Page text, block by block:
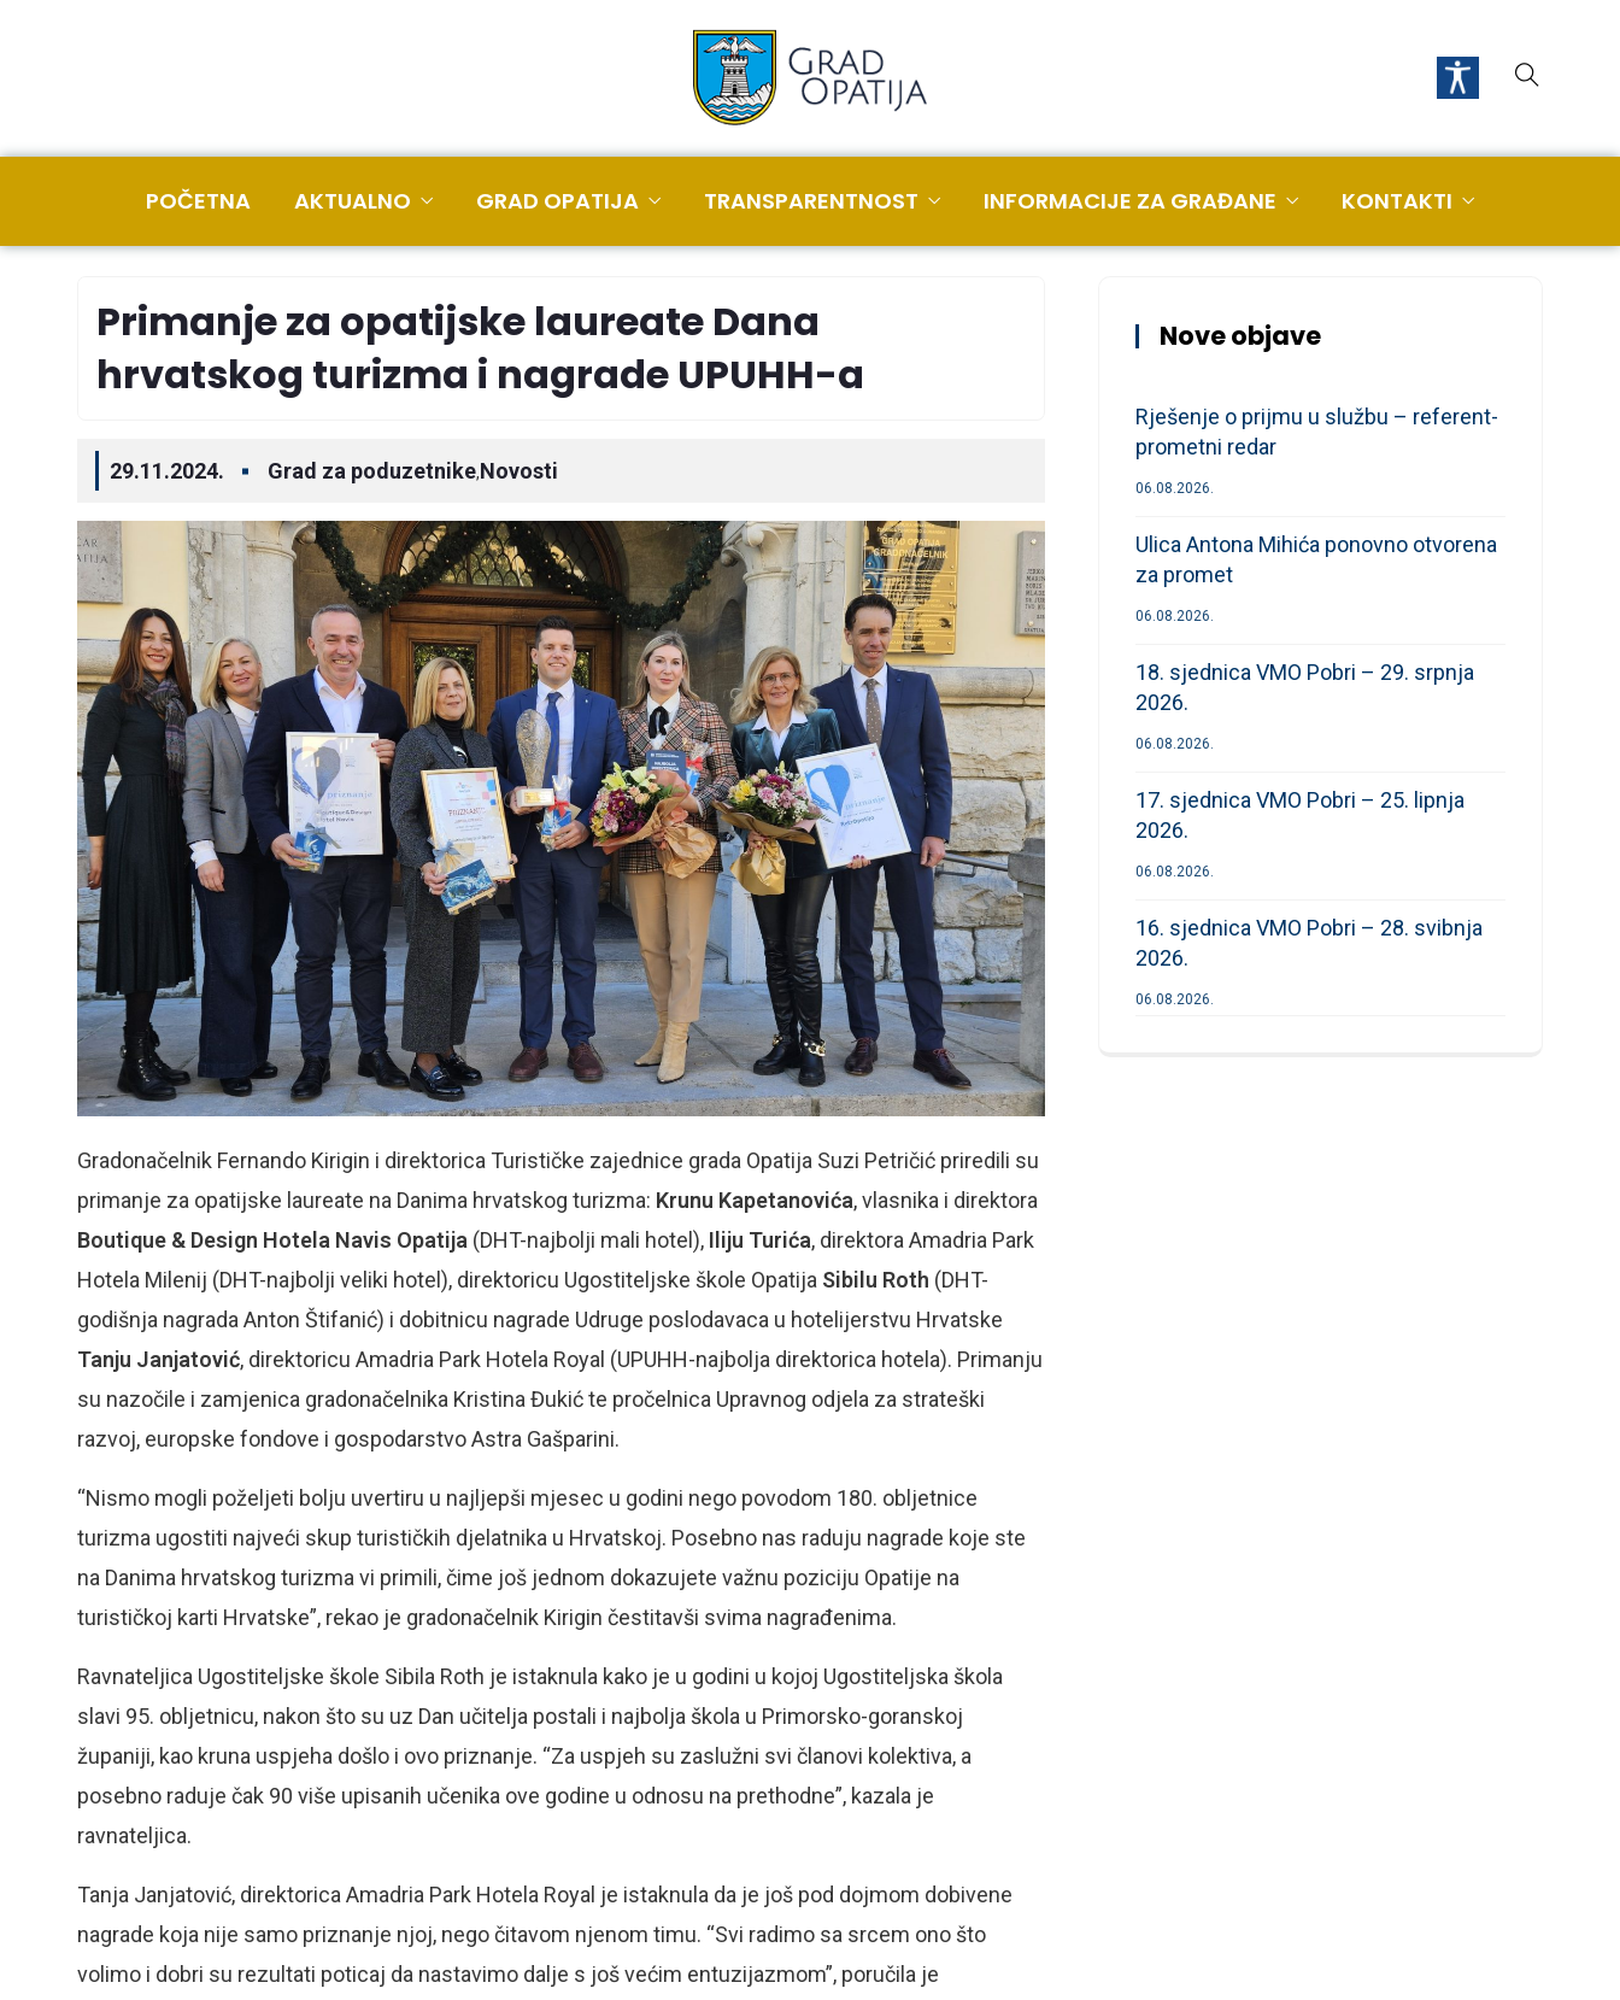
POČETNA AKTUALNO GRAD OPATIJA TRANSPARENTNOST INFORMACIJE ZA GRAĐANE KONTAKTI
Primanje za opatijske laureate Dana
hrvatskog turizma i nagrade UPUHH-a
29.11.2024. Grad za poduzetnike,Novosti
Gradonačelnik Fernando Kirigin i direktorica Turističke zajednice grada Opatija Suzi Petričić priredili su
primanje za opatijske laureate na Danima hrvatskog turizma: Krunu Kapetanovića, vlasnika i direktora
Boutique & Design Hotela Navis Opatija (DHT-najbolji mali hotel), Iliju Turića, direktora Amadria Park
Hotela Milenij (DHT-najbolji veliki hotel), direktoricu Ugostiteljske škole Opatija Sibilu Roth (DHT-
godišnja nagrada Anton Štifanić) i dobitnicu nagrade Udruge poslodavaca u hotelijerstvu Hrvatske
Tanju Janjatović, direktoricu Amadria Park Hotela Royal (UPUHH-najbolja direktorica hotela). Primanju
su nazočile i zamjenica gradonačelnika Kristina Đukić te pročelnica Upravnog odjela za strateški
razvoj, europske fondove i gospodarstvo Astra Gašparini.
“Nismo mogli poželjeti bolju uvertiru u najljepši mjesec u godini nego povodom 180. obljetnice
turizma ugostiti najveći skup turističkih djelatnika u Hrvatskoj. Posebno nas raduju nagrade koje ste
na Danima hrvatskog turizma vi primili, čime još jednom dokazujete važnu poziciju Opatije na
turističkoj karti Hrvatske”, rekao je gradonačelnik Kirigin čestitavši svima nagrađenima.
Ravnateljica Ugostiteljske škole Sibila Roth je istaknula kako je u godini u kojoj Ugostiteljska škola
slavi 95. obljetnicu, nakon što su uz Dan učitelja postali i najbolja škola u Primorsko-goranskoj
županiji, kao kruna uspjeha došlo i ovo priznanje. “Za uspjeh su zaslužni svi članovi kolektiva, a
posebno raduje čak 90 više upisanih učenika ove godine u odnosu na prethodne”, kazala je
ravnateljica.
Tanja Janjatović, direktorica Amadria Park Hotela Royal je istaknula da je još pod dojmom dobivene
nagrade koja nije samo priznanje njoj, nego čitavom njenom timu. “Svi radimo sa srcem ono što
volimo i dobri su rezultati poticaj da nastavimo dalje s još većim entuzijazmom”, poručila je
Nove objave
Rješenje o prijmu u službu – referent-
prometni redar
06.08.2026.
Ulica Antona Mihića ponovno otvorena
za promet
06.08.2026.
18. sjednica VMO Pobri – 29. srpnja
2026.
06.08.2026.
17. sjednica VMO Pobri – 25. lipnja
2026.
06.08.2026.
16. sjednica VMO Pobri – 28. svibnja
2026.
06.08.2026.